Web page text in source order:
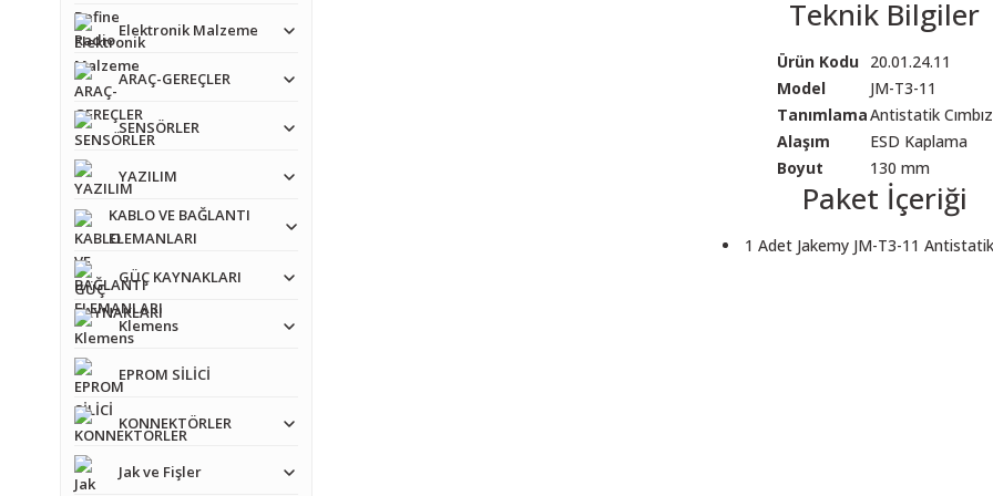
Elektronik Malzeme
ARAÇ-GEREÇLER
SENSÖRLER
YAZILIM
KABLO VE BAĞLANTI
ELEMANLARI
GÜÇ KAYNAKLARI
Klemens
EPROM SİLİCİ
KONNEKTÖRLER
Jak ve Fişler
Teknik Bilgiler
Ürün Kodu
20.01.24.11
Model
JM-T3-11
TanımlamaAntistatik Cımbız
Alaşım
ESD Kaplama
Boyut
130 mm
Paket İçeriği
1 Adet Jakemy JM-T3-11 Antistatik